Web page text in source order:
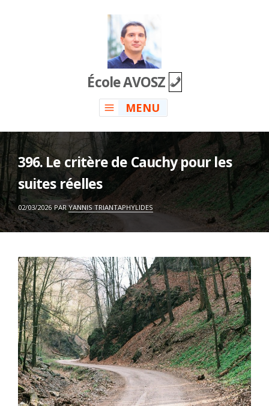
École AVOSZ
MENU
396. Le critère de Cauchy pour les
suites réelles
ON
02/03/2026 PARYANNIS TRIANTAPHYLIDES